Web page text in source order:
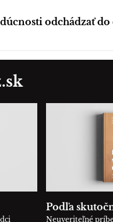
odchádzať do
Podľa
Neuveriteľné